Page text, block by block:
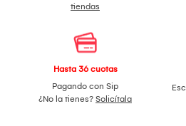
tiendas
Hasta 36 cuotas
Pagando con Sip
¿No la tienes? Solicítala